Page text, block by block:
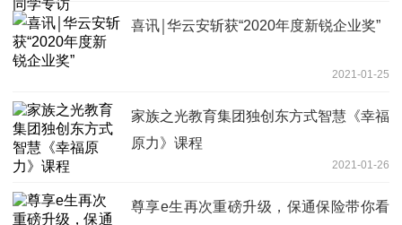
喜讯￨华云安斩获“2020年度新锐企业奖”
2021-01-25
家族之光教育集团独创东方式智慧《幸福
原力》课程
2021-01-26
尊享e生再次重磅升级，保通保险带你看